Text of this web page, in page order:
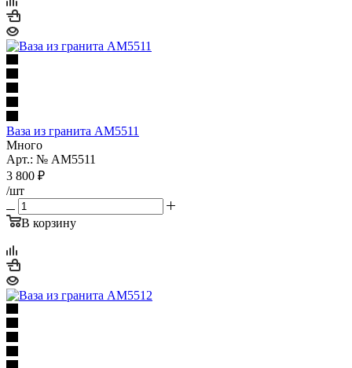
Ваза из гранита AM5511
Много
Арт.: № AM5511
3 800 ₽
/шт
В корзину